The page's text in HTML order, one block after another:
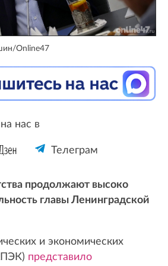
Online47
нас в
Телеграм
продолжают высоко
главы Ленинградской
и экономических
представило